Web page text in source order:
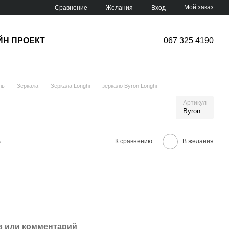
Сравнение Желания Вход Мой заказ
ПРОЕКТ 067 325 4190
Зеркала Зеркала Longhi зеркало Byron Longhi
Артикул
Byron
К сравнению В желания
комментарий